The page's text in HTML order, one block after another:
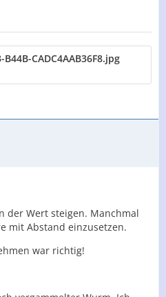
CADC4AAB36F8.jpg
der Wert steigen. Manchmal
mit Abstand einzusetzen.
war richtig!